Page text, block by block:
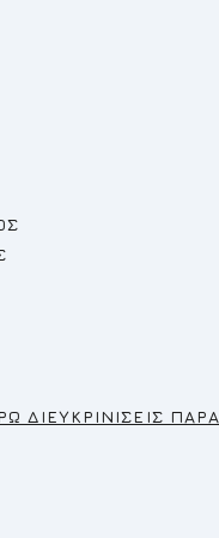
ΔΙΕΥΚΡΙΝΙΣΕΙΣ